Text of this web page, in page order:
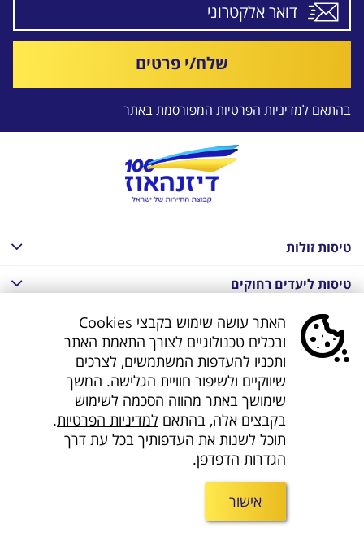
שלח/י פרטים
בהתאם למדיניות הפרטיות המפורסמת באתר
טיסות זולות
טיסות ליעדים רחוקים
חבילות נופש בחו"ל
חבילות נופש בחו"ל
חבילות טוס וסע
דילים לחו"ל
קישורים נוספים
חפשו אותנו ברשת
האתר עושה שימוש בקבצי Cookies
ובכלים טכנולוגיים לצורך התאמת האתר
ותכניו להעדפות המשתמשים, לצרכים
שיווקיים ולשיפור חוויית הגלישה. המשך
שימושך באתר מהווה הסכמה לשימוש
בקבצים אלה, בהתאם למדיניות הפרטיות.
תוכל לשנות את העדפותיך בכל עת דרך
הגדרות הדפדפן.
אישור